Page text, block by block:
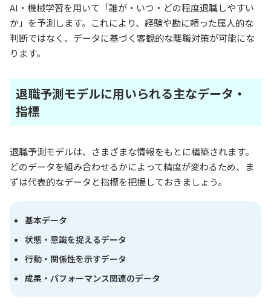
AI・機械学習を用いて「誰が・いつ・どの程度退職しやすい
か」を予測します。これにより、経験や勘に頼った属人的な
判断ではなく、データに基づく客観的な離職対策が可能にな
ります。
退職予測モデルに用いられる主なデータ・
指標
退職予測モデルは、さまざまな情報をもとに構築されます。
どのデータを組み合わせるかによって精度が変わるため、ま
ずは代表的なデータと指標を把握しておきましょう。
基本データ
状態・意識を捉えるデータ
行動・関係性を示すデータ
成果・パフォーマンス関連のデータ